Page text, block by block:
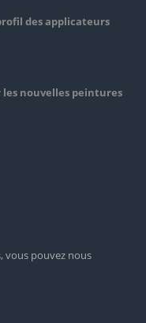
des applicateurs
nouvelles peintures
vous pouvez nous